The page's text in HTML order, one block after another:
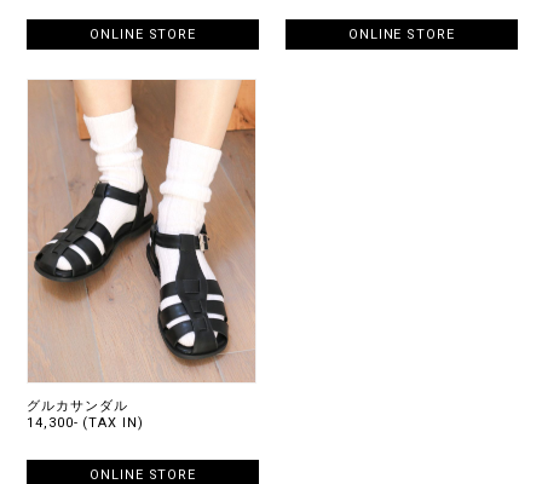
ONLINE STORE ONLINE STORE
グルカサンダル
14,300- (TAX IN)
ONLINE STORE